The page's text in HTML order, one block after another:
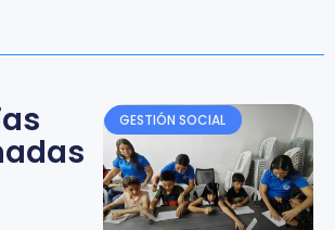
GESTIÓN SOCIAL